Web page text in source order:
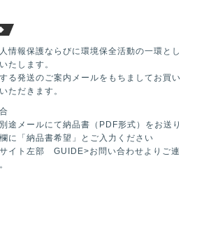
情報保護ならびに環境保全活動の一環とし
たします。
る発送のご案内メールをもちましてお買い
ただきます。
途メールにて納品書（PDF形式）をお送り
に「納品書希望」とご入力ください
イト左部 GUIDE>お問い合わせよりご連